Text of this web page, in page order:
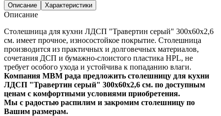
Описание Характеристики
Описание
Столешница для кухни ЛДСП "Травертин серый" 300х60х2,6
см. имеет прочное, износостойкое покрытие. Столешница
производится из практичных и долговечных материалов,
сочетания ДСП и бумажно-слоистого пластика HPL, не
требует особого ухода и устойчива к попаданию влаги.
Компания МВМ рада предложить столешницу для кухни
ЛДСП "Травертин серый" 300х60х2,6 см. по доступным
ценам с комфортными условиями приобретения.
Мы с радостью распилим и закромим столешницу по
Вашим размерам.